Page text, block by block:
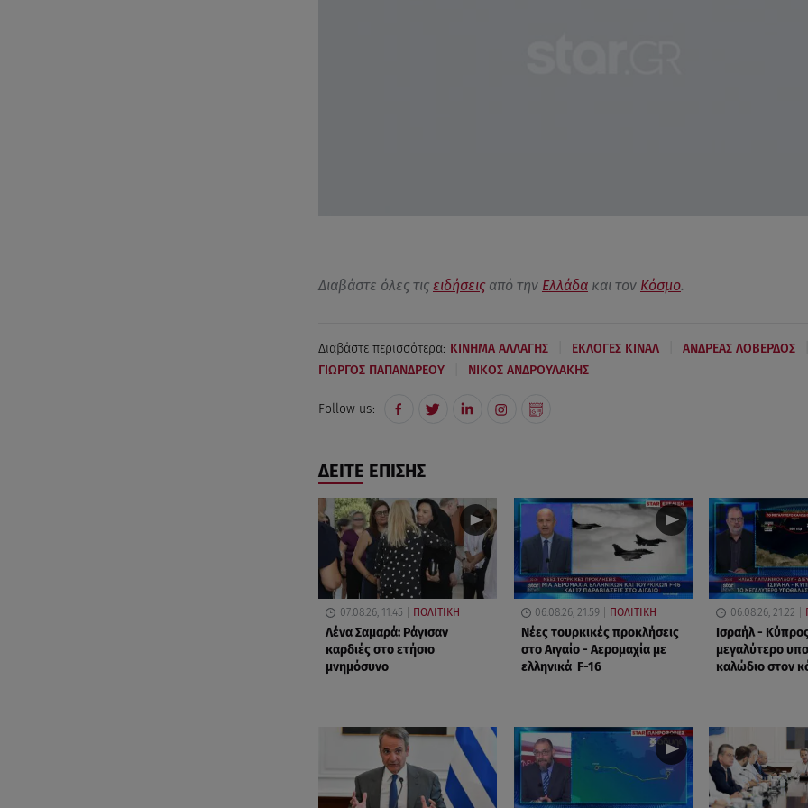
Διαβάστε όλες τις ειδήσειςαπό την Ελλάδακαι τον Κόσμο.
Διαβάστε περισσότερα: ΚΙΝΗΜΑ ΑΛΛΑΓΗΣ ΕΚΛΟΓΕΣ ΚΙΝΑΛ ΑΝΔΡΕΑΣ ΛΟΒΕΡΔΟΣ
ΓΙΩΡΓΟΣ ΠΑΠΑΝΔΡΕΟΥ ΝΙΚΟΣ ΑΝΔΡΟΥΛΑΚΗΣ
Follow us:
ΔΕΙΤΕ ΕΠΙΣΗΣ
07.08.26, 11:45 ΠΟΛΙΤΙΚΗ
Λένα Σαμαρά: Ράγισαν
καρδιές στο ετήσιο
μνημόσυνο
06.08.26, 21:59 ΠΟΛΙΤΙΚΗ
Νέες τουρκικές προκλήσεις
στο Αιγαίο - Αερομαχία με
ελληνικά F-16
06.08.26, 21:22
Ισραήλ -
μεγαλύτερο
καλώδιο στον